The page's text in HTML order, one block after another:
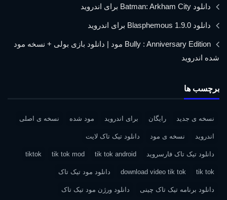
دانلود Batman: Arkham City برای اندروید
دانلود Blasphemous 1.9.0 برای اندروید
Bully : Anniversary Edition مود | دانلود بازی بولی + نسخه مود
شده اندروید
برچسب ها
نسخه ی جدید رایگان برای اندروید مود شده نسخه ی اصلی
اندروید نسخه ی مود دانلود تیک تاک لایت
دانلود تیک تاک فارسروید tik tok android
tik tok mod
tiktok
tik tok
download video tik tok دانلود مود تیک تاک
دانلود برنامه تیک تاک چینی دانلود ورژن مود تیک تاک